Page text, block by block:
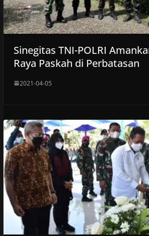
Sinegitas TNI-POLRI
Raya Paskah di Perbatasan
2021-04-05